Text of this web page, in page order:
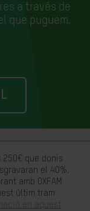
a través de
que puguem.
que donis
el 40%.
amb OXFAM
últim tram
en aquest